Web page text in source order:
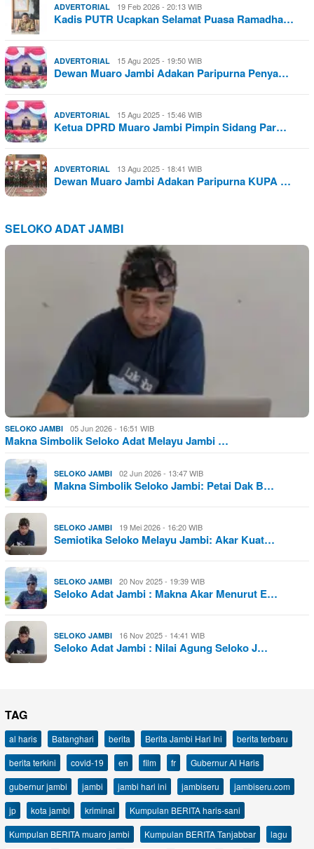
ADVERTORIAL 19 Feb 2026 - 20:13 WIB
Kadis PUTR Ucapkan Selamat Puasa Ramadha…
ADVERTORIAL 15 Agu 2025 - 19:50 WIB
Dewan Muaro Jambi Adakan Paripurna Penya…
ADVERTORIAL 15 Agu 2025 - 15:46 WIB
Ketua DPRD Muaro Jambi Pimpin Sidang Par…
ADVERTORIAL 13 Agu 2025 - 18:41 WIB
Dewan Muaro Jambi Adakan Paripurna KUPA …
SELOKO ADAT JAMBI
SELOKO JAMBI 05 Jun 2026 - 16:51 WIB
Makna Simbolik Seloko Adat Melayu Jambi …
SELOKO JAMBI 02 Jun 2026 - 13:47 WIB
Makna Simbolik Seloko Jambi: Petai Dak B…
SELOKO JAMBI 19 Mei 2026 - 16:20 WIB
Semiotika Seloko Melayu Jambi: Akar Kuat…
SELOKO JAMBI 20 Nov 2025 - 19:39 WIB
Seloko Adat Jambi : Makna Akar Menurut E…
SELOKO JAMBI 16 Nov 2025 - 14:41 WIB
Seloko Adat Jambi : Nilai Agung Seloko J…
TAG
al haris Batanghari berita Berita Jambi Hari Ini
berita terbaru
berita terkini
covid-19 en film fr
Gubernur Al Haris
gubernur jambi
jambi jambi hari ini jambiseru
jambiseru.com
jp
kota jambi kriminal
Kumpulan BERITA haris-sani
Kumpulan BERITA muaro jambi
Kumpulan BERITA Tanjabbar
lagu